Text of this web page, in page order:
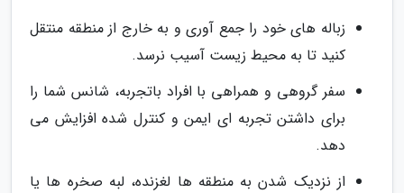
زباله های خود را جمع آوری و به خارج از منطقه منتقل
کنید تا به محیط زیست آسیب نرسد.
سفر گروهی و همراهی با افراد باتجربه، شانس شما را
برای داشتن تجربه ای ایمن و کنترل شده افزایش می
دهد.
از نزدیک شدن به منطقه ها لغزنده، لبه صخره ها یا